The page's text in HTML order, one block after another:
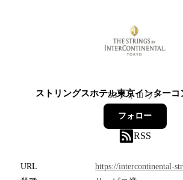
ストリングスホテル東京インターコ
33フォロワー
フォロー
RSS
URL
https://intercontinental-